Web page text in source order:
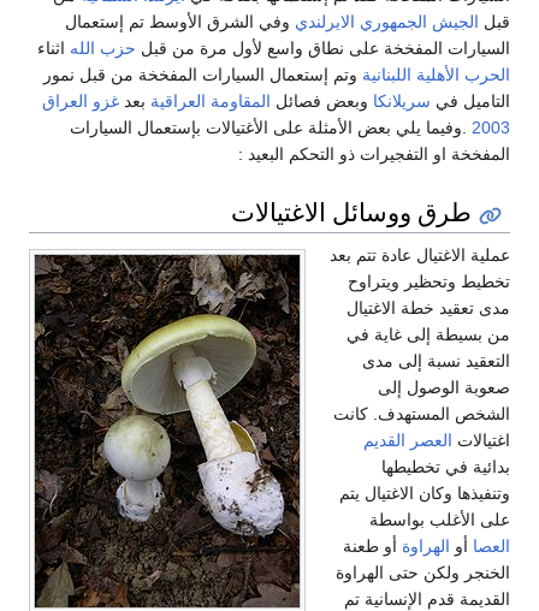
قبل الجيش الجمهوري الايرلندي وفي الشرق الأوسط تم إستعمال
السيارات المفخخة على نطاق واسع لأول مرة من قبل حزب الله اثناء
الحرب الأهلية اللبنانية وتم إستعمال السيارات المفخخة من قبل نمور
التاميل في سريلانكا وبعض فصائل المقاومة العراقية بعد غزو العراق
2003 .وفيما يلي بعض الأمثلة على الأغتيالات بإستعمال السيارات
المفخخة او التفجيرات ذو التحكم البعيد :
طرق ووسائل الاغتيالات
عملية الاغتيال عادة تتم بعد
تخطيط وتحظير ويتراوح
مدى تعقيد خطة الاغتيال
من بسيطة إلى غاية في
التعقيد نسبة إلى مدى
صعوبة الوصول إلى
الشخص المستهدف. كانت
اغتيالات العصر القديم
بدائية في تخطيطها
وتنفيذها وكان الاغتيال يتم
على الأغلب بواسطة
العصا أو الهراوة أو طعنة
الخنجر ولكن حتى الهراوة
القديمة قدم الإنسانية تم